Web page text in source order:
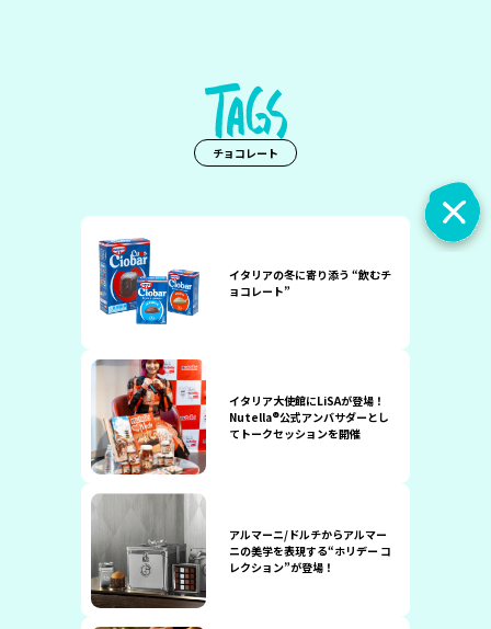
チョコレート
イタリアの冬に寄り添う “飲むチ
ョコレート”
イタリア大使館にLiSAが登場！
Nutella®公式アンバサダーとし
てトークセッションを開催
アルマーニ/ドルチからアルマー
ニの美学を表現する“ホリデー コ
レクション”が登場！